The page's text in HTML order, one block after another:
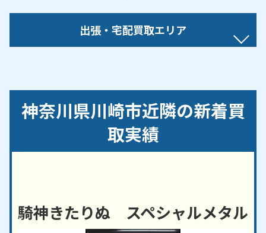
出張・宅配買取エリア
【対応路線】
ＪＲ東海道本線／ＪＲ南武線／ＪＲ京浜東北線／東
急東横線／京急本線
／京急川崎駅／東京テレポート駅／川崎大師駅／京
急鶴見駅／雑色駅／南太田駅／八丁畷駅／糀谷駅／
神奈川県川崎市近隣の新着買
取実績
騎神きたりぬ スペシャルメタル